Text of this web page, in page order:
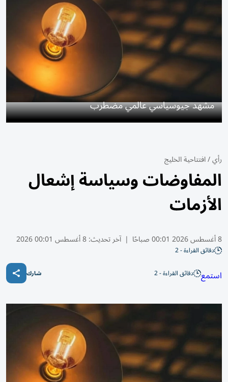
مشهد جيوسياسي عالمي مضطرب
رأي/افتتاحية الخليج
المفاوضات وسياسة إشعال
الأزمات
8 أغسطس 2026 00:01 صباحًا | آخر تحديث:8 أغسطس 00:01 2026
دقائق القراءة - 2
استمع دقائق القراءة - 2 شارك